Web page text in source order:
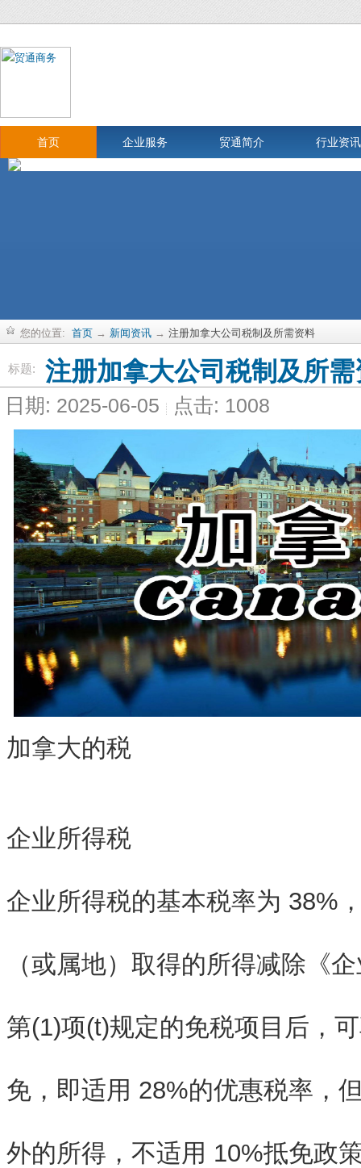
首页 企业服务 贸通简介 行业资讯
您的位置: 首页 → 新闻资讯 → 注册加拿大公司税制及所需资料
标题: 注册加拿大公司税制及所需
日期: 2025-06-05 点击: 1008
加拿大的税
企业所得税
企业所得税的基本税率为 38%
（或属地）取得的所得减除《
第(1)项(t)规定的免税项目后，
免，即适用 28%的优惠税率，
外的所得，不适用 10%抵免政